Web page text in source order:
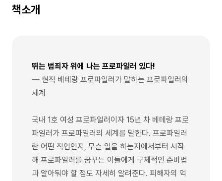
책소개
뛰는 범죄자 위에 나는 프로파일러 있다!
― 현직 베테랑 프로파일러가 말하는 프로파일러의
세계
국내 1호 여성 프로파일러이자 15년 차 베테랑 프로
파일러가 프로파일러의 세계를 말한다. 프로파일러
란 어떤 직업인지, 무슨 일을 하는지에서부터 시작
해 프로파일러를 꿈꾸는 이들에게 구체적인 준비법
과 알아둬야 할 점도 자세히 알려준다. 피해자의 억